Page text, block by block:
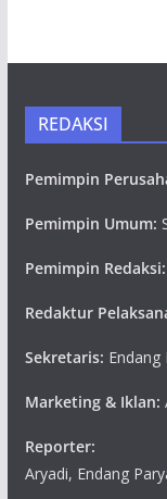
REDAKSI
Pemimpin
Pemimpin Umum:
Pemimpin Redaksi:
Redaktur
Sekretaris: Endang
Marketing & Iklan:
Reporter:
Aryadi, Endang